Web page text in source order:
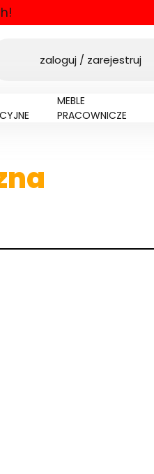
zaloguj / zarejestruj
MEBLE
PRACOWNICZE